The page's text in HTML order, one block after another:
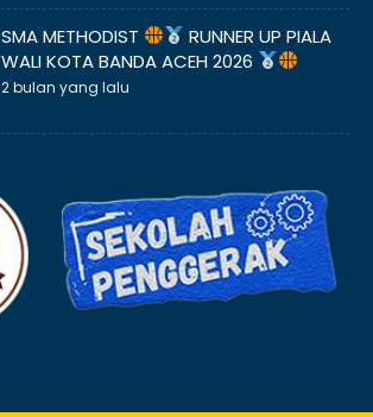
SMA METHODIST
RUNNER UP PIALA
WALI KOTA BANDA ACEH 2026
2 bulan yang lalu